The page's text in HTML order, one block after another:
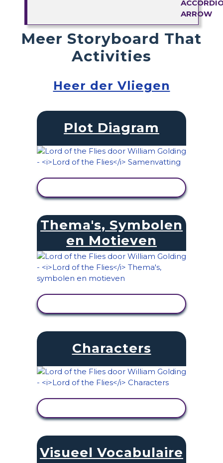
Meer Storyboard That
Activities
Heer der Vliegen
Plot Diagram
Thema's, Symbolen
en Motieven
Characters
Visueel Vocabulaire